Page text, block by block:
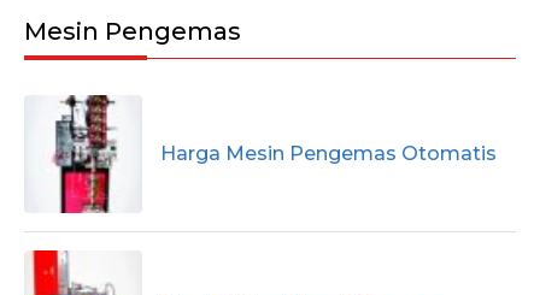
Mesin Pengemas
Harga Mesin Pengemas Otomatis